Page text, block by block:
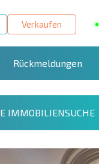
Verkaufen
Rückmeldungen
IMMOBILIENSUCHE